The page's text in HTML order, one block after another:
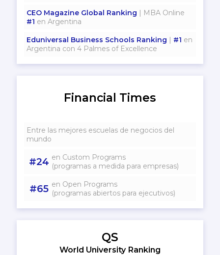
CEO Magazine Global Ranking | MBA Online
#1 en Argentina
Eduniversal Business Schools Ranking | #1 en
Argentina con 4 Palmes of Excellence
Financial Times
Entre las mejores escuelas de negocios del
mundo
#24 en Custom Programs
(programas a medida para empresas)
#65 en Open Programs
(programas abiertos para ejecutivos)
QS
World University Ranking